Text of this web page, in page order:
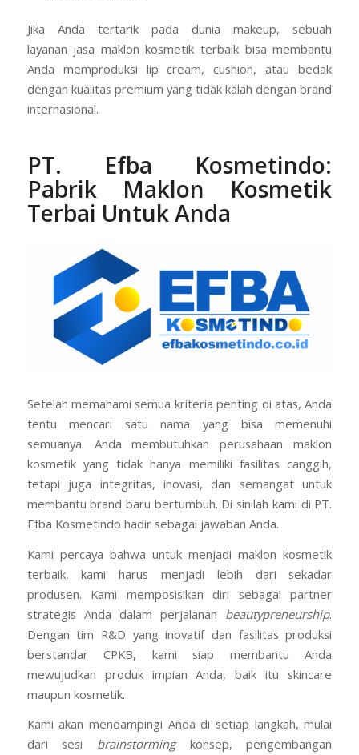
Jika Anda tertarik pada dunia makeup, sebuah
layanan jasa maklon kosmetik terbaik bisa membantu
Anda memproduksi lip cream, cushion, atau bedak
dengan kualitas premium yang tidak kalah dengan brand
internasional.
PT. Efba Kosmetindo:
Pabrik Maklon Kosmetik
Terbai Untuk Anda
Setelah memahami semua kriteria penting di atas, Anda
tentu mencari satu nama yang bisa memenuhi
semuanya. Anda membutuhkan perusahaan maklon
kosmetik yang tidak hanya memiliki fasilitas canggih,
tetapi juga integritas, inovasi, dan semangat untuk
membantu brand baru bertumbuh. Di sinilah kami di PT.
Efba Kosmetindo hadir sebagai jawaban Anda.
Kami percaya bahwa untuk menjadi maklon kosmetik
terbaik, kami harus menjadi lebih dari sekadar
produsen. Kami memposisikan diri sebagai partner
strategis Anda dalam perjalanan beautypreneurship.
Dengan tim R&D yang inovatif dan fasilitas produksi
berstandar CPKB, kami siap membantu Anda
mewujudkan produk impian Anda, baik itu skincare
maupun kosmetik.
Kami akan mendampingi Anda di setiap langkah, mulai
dari sesi brainstormingkonsep, pengembangan